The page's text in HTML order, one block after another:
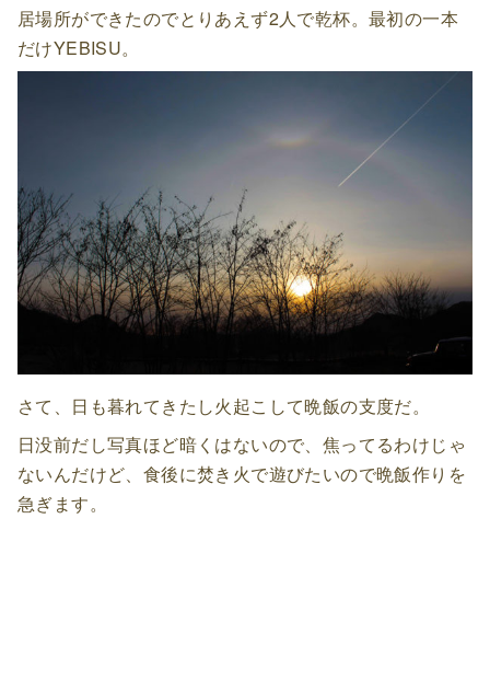
居場所ができたのでとりあえず2人で乾杯。最初の一本
だけYEBISU。
さて、日も暮れてきたし火起こして晩飯の支度だ。
日没前だし写真ほど暗くはないので、焦ってるわけじゃ
ないんだけど、食後に焚き火で遊びたいので晩飯作りを
急ぎます。